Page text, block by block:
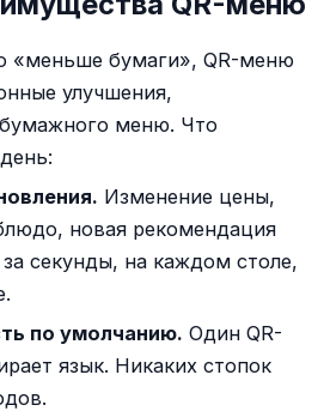
«меньше бумаги», QR-меню
улучшения,
меню. Что
Изменение цены,
новая рекомендация
секунды, на каждом столе,
по умолчанию. Один QR-
язык. Никаких стопок